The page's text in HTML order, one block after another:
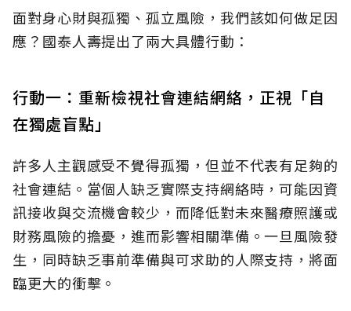
面對身心財與孤獨、孤立風險，我們該如何做足因
應？國泰人壽提出了兩大具體行動：
行動一：重新檢視社會連結網絡，正視「自
在獨處盲點」
許多人主觀感受不覺得孤獨，但並不代表有足夠的
社會連結。當個人缺乏實際支持網絡時，可能因資
訊接收與交流機會較少，而降低對未來醫療照護或
財務風險的擔憂，進而影響相關準備。一旦風險發
生，同時缺乏事前準備與可求助的人際支持，將面
臨更大的衝擊。